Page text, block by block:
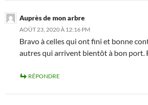
Auprès de mon arbre
AOÛT 23, 2020 À 12:16 PM
Bravo à celles qui ont fini et bonne
autres qui arrivent bientôt à bon port.
RÉPONDRE